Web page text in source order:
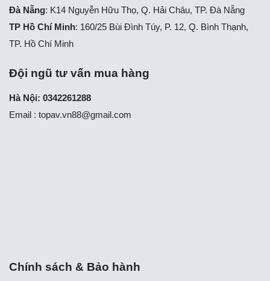
Đà Nẵng: K14 Nguyễn Hữu Thọ, Q. Hải Châu, TP. Đà Nẵng
TP Hồ Chí Minh: 160/25 Bùi Đình Túy, P. 12, Q. Bình Thạnh,
TP. Hồ Chí Minh
Đội ngũ tư vấn mua hàng
Hà Nội: 0342261288
Email : topav.vn88@gmail.com
Chính sách & Bảo hành